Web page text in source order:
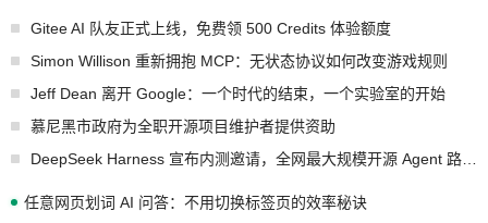
Gitee AI 队友正式上线，免费领 500 Credits 体验额度
Simon Willison 重新拥抱 MCP：无状态协议如何改变游戏规则
Jeff Dean 离开 Google：一个时代的结束，一个实验室的开始
慕尼黑市政府为全职开源项目维护者提供资助
任意网页划词 AI 问答：不用切换标签页的效率秘诀